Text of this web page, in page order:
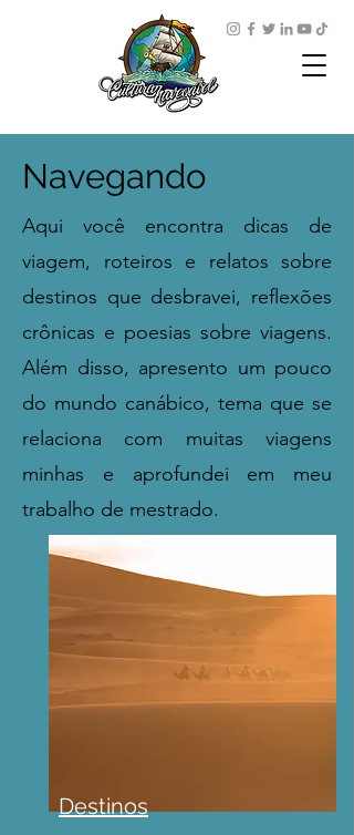
Navegando
Aqui você encontra dicas de
viagem, roteiros e relatos sobre
destinos que desbravei, reflexões
crônicas e poesias sobre viagens.
Além disso, apresento um pouco
do mundo canábico, tema que se
relaciona com muitas viagens
minhas e aprofundei em meu
trabalho de mestrado.
Destinos